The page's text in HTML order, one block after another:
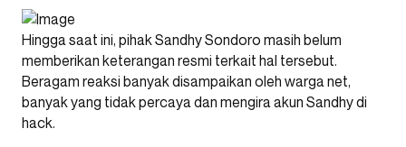
Hingga saat ini, pihak Sandhy Sondoro masih belum
memberikan keterangan resmi terkait hal tersebut.
Beragam reaksi banyak disampaikan oleh warga net,
banyak yang tidak percaya dan mengira akun Sandhy di
hack.